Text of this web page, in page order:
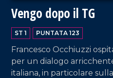
Vengo dopo il TG
ST 1 PUNTATA 123
Francesco Occhiuzzi
per un dialogo
italiana, in particolare
VAI AL TITOLO